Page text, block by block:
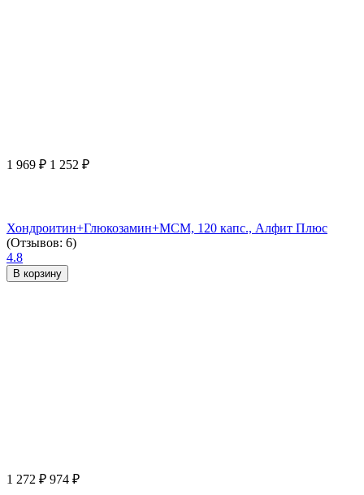
1 969 ₽ 1 252 ₽
Хондроитин+Глюкозамин+МСМ, 120 капс., Алфит Плюс
(Отзывов: 6)
4.8
В корзину
1 272 ₽ 974 ₽